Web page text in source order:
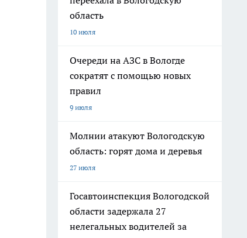
область
10 июля
Очереди на АЗС в Вологде
сократят с помощью новых
правил
9 июля
Молнии атакуют Вологодскую
область: горят дома и деревья
27 июля
Госавтоинспекция Вологодской
области задержала 27
нелегальных водителей за